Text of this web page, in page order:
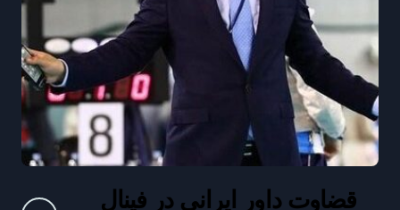
قضاوت داور ایرانی در فینال